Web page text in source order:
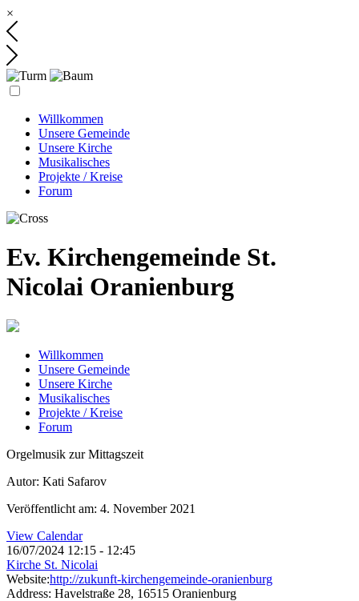
×
Willkommen
Unsere Gemeinde
Unsere Kirche
Musikalisches
Projekte / Kreise
Forum
Ev. Kirchengemeinde St.
Nicolai Oranienburg
Willkommen
Unsere Gemeinde
Unsere Kirche
Musikalisches
Projekte / Kreise
Forum
Orgelmusik zur Mittagszeit
Autor: Kati Safarov
Veröffentlicht am: 4. November 2021
View Calendar
16/07/2024 12:15 - 12:45
Kirche St. Nicolai
Website:http://zukunft-kirchengemeinde-oranienburg
Address: Havelstraße 28, 16515 Oranienburg